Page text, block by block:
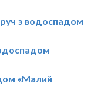
з водоспадом
«Малий